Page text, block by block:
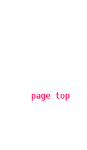
page top